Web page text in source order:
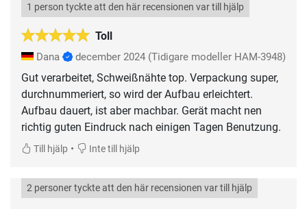
Toll
1 person tyckte att den här recensionen var till hjälp
Dana december 2024 (Tidigare modeller HAM-3948)
Gut verarbeitet, Schweißnähte top. Verpackung super,
durchnummeriert, so wird der Aufbau erleichtert.
Aufbau dauert, ist aber machbar. Gerät macht nen
richtig guten Eindruck nach einigen Tagen Benutzung.
Till hjälp • Inte till hjälp
2 personer tyckte att den här recensionen var till hjälp